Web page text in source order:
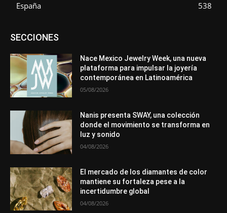
España
538
SECCIONESAsociaciones
Entrevistas
Mundo Técnico
Novedades Opiniones
Perspectiva
Premios
Secciones Sin categoría
Sucesos
Más
Nace Mexico Jewelry Week, una nueva
plataforma para impulsar la joyería
contemporánea en Latinoamérica
05/08/2026
Nanis presenta SWAY, una colección
donde el movimiento se transforma en
luz y sonido
04/08/2026
El mercado de los diamantes de color
mantiene su fortaleza pese a la
incertidumbre global
04/08/2026